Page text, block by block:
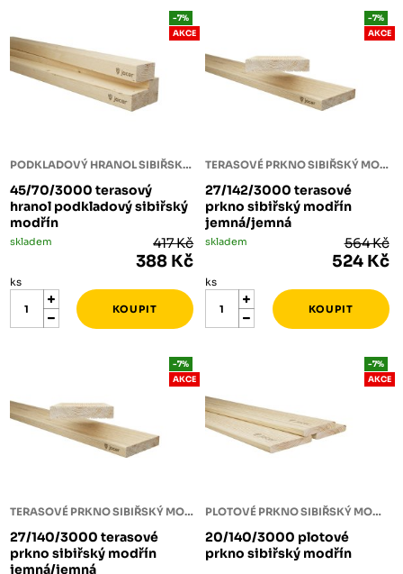
PODKLADOVÝ HRANOL SIBIŘSKÝ MODŘÍN
45/70/3000 terasový
hranol podkladový sibiřský
modřín
-7%
AKCE
skladem 417 Kč
388 Kč
ks
TERASOVÉ PRKNO SIBIŘSKÝ MODŘÍN
27/142/3000 terasové
prkno sibiřský modřín
jemná/jemná
-7%
AKCE
skladem 564 Kč
524 Kč
ks
TERASOVÉ PRKNO SIBIŘSKÝ MODŘÍN
27/140/3000 terasové
prkno sibiřský modřín
jemná/jemná
-7%
AKCE
PLOTOVÉ PRKNO SIBIŘSKÝ MODŘÍN
20/140/3000 plotové
prkno sibiřský modřín
-7%
AKCE